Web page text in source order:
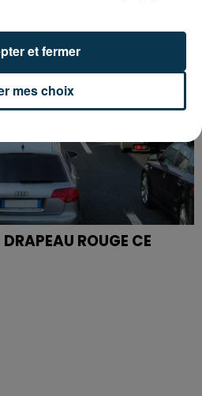
DRAPEAU ROUGE CE
mes choix
et fermer